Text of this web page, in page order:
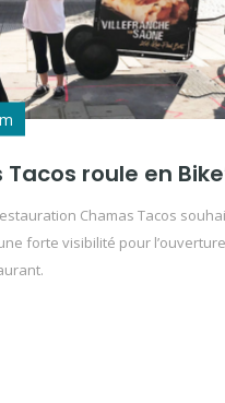
roule en
Chamas Tacos
forte visibilité pour